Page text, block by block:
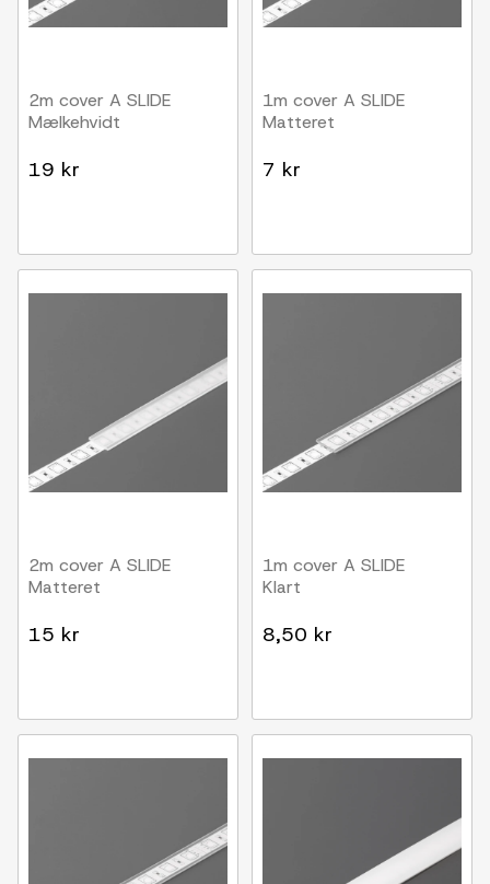
2m cover A SLIDE
Mælkehvidt
19 kr
1m cover A SLIDE
Matteret
7 kr
2m cover A SLIDE
Matteret
15 kr
1m cover A SLIDE
Klart
8,50 kr